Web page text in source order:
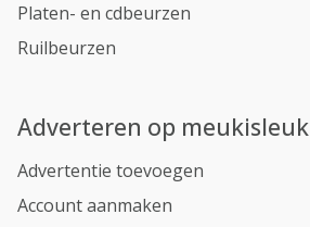
Platen- en cdbeurzen
Ruilbeurzen
Adverteren op meukisleuk
Advertentie toevoegen
Account aanmaken